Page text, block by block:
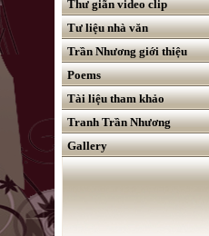
Thư giãn video clip
Tư liệu nhà văn
Trần Nhương giới thiệu
Poems
Tài liệu tham khảo
Tranh Trần Nhương
Gallery